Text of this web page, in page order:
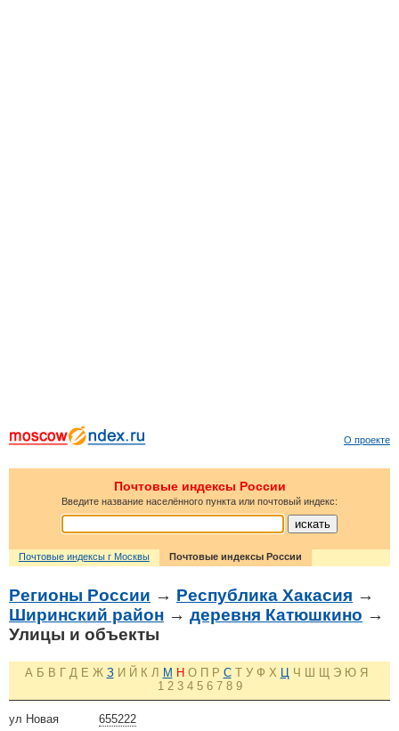
О проекте
Почтовые индексы России
Введите название населённого пункта или почтовый индекс:
Почтовые индексы г Москвы Почтовые индексы России
Регионы России → Республика Хакасия →
Ширинский район → деревня Катюшкино →
Улицы и объекты
А Б В Г Д Е Ж З И Й К Л М Н О П Р С Т У Ф Х Ц Ч Ш Щ Э Ю Я
1 2 3 4 5 6 7 8 9
655222
ул Новая